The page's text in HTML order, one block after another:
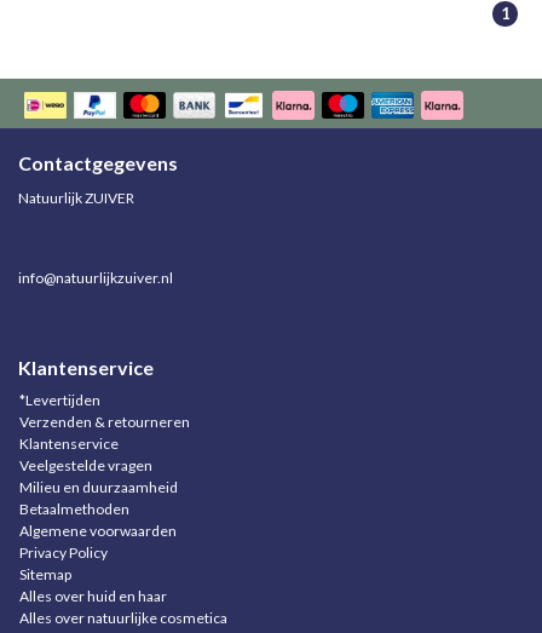
1
Contactgegevens
Natuurlijk ZUIVER
info@natuurlijkzuiver.nl
Klantenservice
*Levertijden
Verzenden & retourneren
Klantenservice
Veelgestelde vragen
Milieu en duurzaamheid
Betaalmethoden
Algemene voorwaarden
Privacy Policy
Sitemap
Alles over huid en haar
Alles over natuurlijke cosmetica